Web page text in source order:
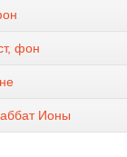
фон
Ионы